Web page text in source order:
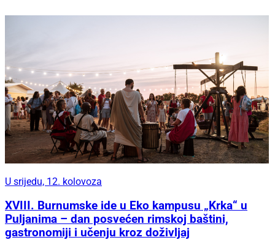
U srijedu, 12. kolovoza
XVIII. Burnumske ide u Eko kampusu „Krka“ u
Puljanima – dan posvećen rimskoj baštini,
gastronomiji i učenju kroz doživljaj